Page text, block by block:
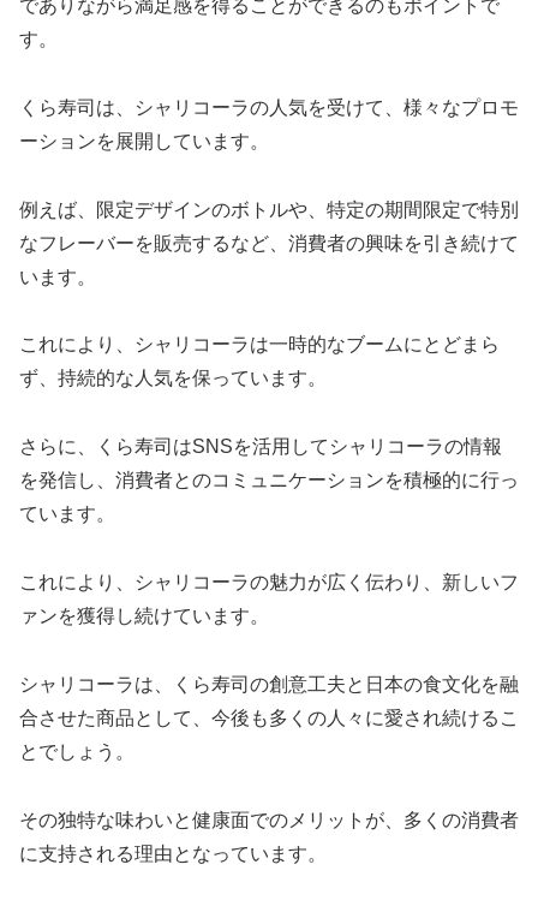
でありながら満足感を得ることができるのもポイントで
す。
くら寿司は、シャリコーラの人気を受けて、様々なプロモ
ーションを展開しています。
例えば、限定デザインのボトルや、特定の期間限定で特別
なフレーバーを販売するなど、消費者の興味を引き続けて
います。
これにより、シャリコーラは一時的なブームにとどまら
ず、持続的な人気を保っています。
さらに、くら寿司はSNSを活用してシャリコーラの情報
を発信し、消費者とのコミュニケーションを積極的に行っ
ています。
これにより、シャリコーラの魅力が広く伝わり、新しいフ
ァンを獲得し続けています。
シャリコーラは、くら寿司の創意工夫と日本の食文化を融
合させた商品として、今後も多くの人々に愛され続けるこ
とでしょう。
その独特な味わいと健康面でのメリットが、多くの消費者
に支持される理由となっています。